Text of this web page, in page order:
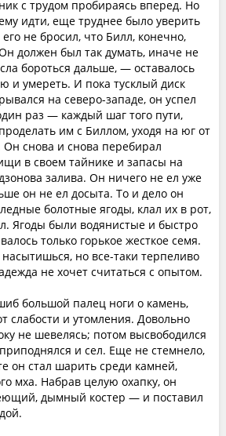
с трудом пробираясь вперед. Но
идти, еще труднее было уверить
не бросил, что Билл, конечно,
должен был так думать, иначе не
бороться дальше, — оставалось
и умереть. И пока тусклый диск
на северо-западе, он успел
раз — каждый шаг того пути,
им с Биллом, уходя на юг от
снова и снова перебирал
в своем тайнике и запасы на
залива. Он ничего не ел уже
он не ел досыта. То и дело он
болотные ягоды, клал их в рот,
Ягоды были водянистые и быстро
только горькое жесткое семя.
но все-таки терпеливо
не хочет считаться с опытом.
большой палец ноги о камень,
слабости и утомления. Довольно
не шевелясь; потом высвободился
и сел. Еще не стемнело,
он стал шарить среди камней,
мха. Набрав целую охапку, он
дымный костер — и поставил